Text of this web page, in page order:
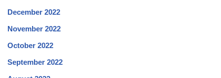
December 2022
November 2022
October 2022
September 2022